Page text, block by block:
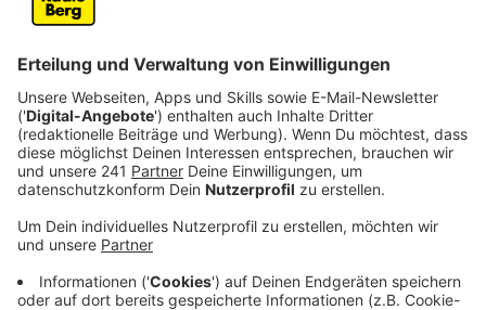
unterschiedlichen Feldern und in unterschiedlichen
Flüchtlingskrise, Klimakrise, Corona-Krise - um nur die
größten zu nennen. Die Kanzlerin nimmt es mit dem ihr
eigenen Pragmatismus: "Ein Leben ohne Krisen ist
natürlich einfacher. Aber wenn sie da sind, müssen sie
bewältigt werden", sagt sie am Ende ihrer Amtszeit.
Flüchtlinge als Herausforderung